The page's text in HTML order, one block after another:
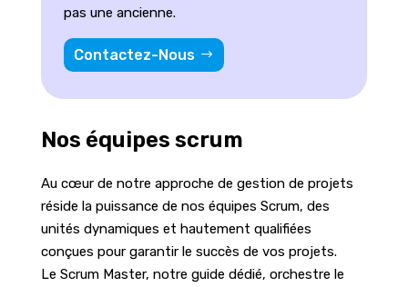
pas une ancienne.
Contactez-Nous
Nos équipes scrum
Au cœur de notre approche de gestion de projets
réside la puissance de nos équipes Scrum, des
unités dynamiques et hautement qualifiées
conçues pour garantir le succès de vos projets.
Le Scrum Master, notre guide dédié, orchestre le